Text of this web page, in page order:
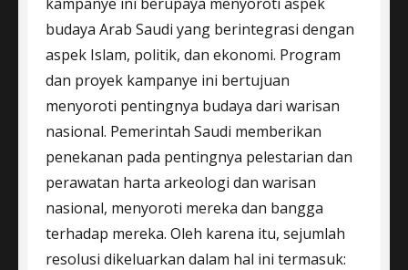
budaya Arab Saudi yang berintegrasi dengan
aspek Islam, politik, dan ekonomi. Program
dan proyek kampanye ini bertujuan
menyoroti pentingnya budaya dari warisan
nasional. Pemerintah Saudi memberikan
penekanan pada pentingnya pelestarian dan
perawatan harta arkeologi dan warisan
nasional, menyoroti mereka dan bangga
terhadap mereka. Oleh karena itu, sejumlah
resolusi dikeluarkan dalam hal ini termasuk: